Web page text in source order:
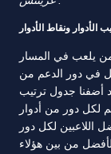
الأدوار ونقاط الأدوار
يلعب في المسار
في دور الدعم من
أضفنا جدول ترتيب
لكل دور من أدوار
لكل دور
من بين هؤلاء